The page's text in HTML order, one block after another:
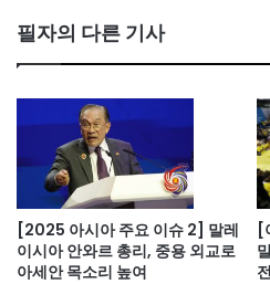
필자의 다른 기사
[2025 아시아 주요 이슈 2] 말레
이시아 안와르 총리, 중용 외교로
아세안 목소리 높여
[